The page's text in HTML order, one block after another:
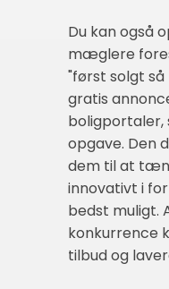
Du kan også
mæglere
"først solgt
gratis
boligportaler,
opgave. Den
dem til at
innovativt i
bedst muligt.
konkurrence
tilbud og